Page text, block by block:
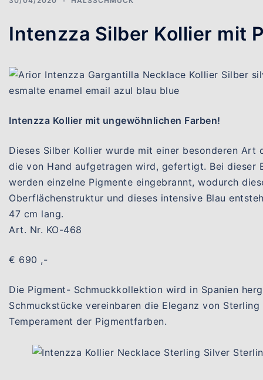
Intenzza Silber Kollier mit
Intenzza Kollier mit ungewöhnlichen Farben!
Dieses Silber Kollier wurde mit einer besonderen Art
die von Hand aufgetragen wird, gefertigt. Bei dieser
werden einzelne Pigmente eingebrannt, wodurch
Oberflächenstruktur und dieses intensive Blau
47 cm lang.
Art. Nr. KO-468
€ 690 ,-
Die Pigment- Schmuckkollektion wird in Spanien
Schmuckstücke vereinbaren die Eleganz von
Temperament der Pigmentfarben.